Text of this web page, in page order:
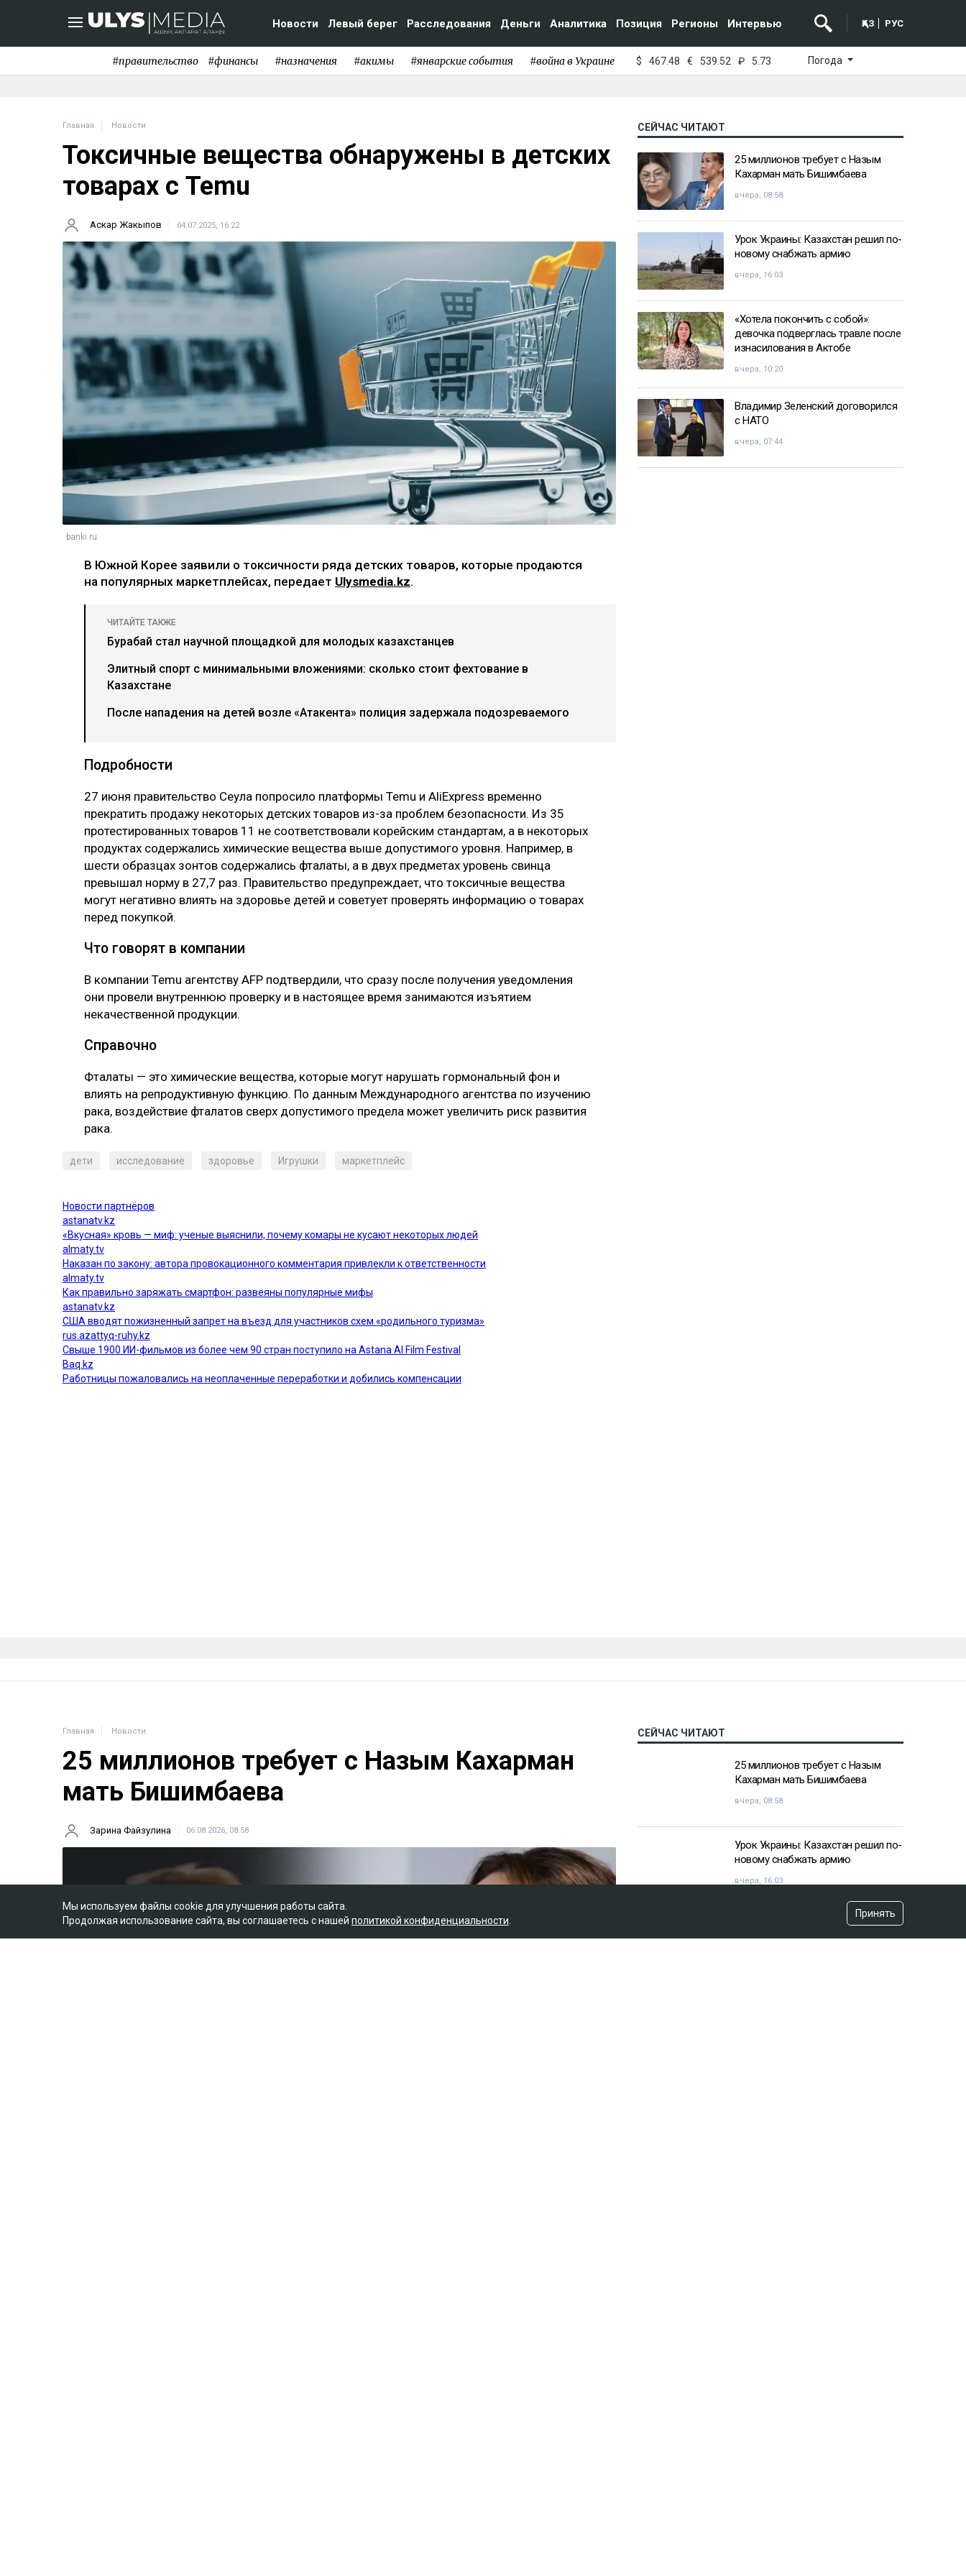
Новости Левый берег Расследования Деньги Аналитика Позиция Регионы Интервью ҚАЗ РУС
#правительство #финансы #назначения #акимы #январские события #война в Украине $ 467.48 € 539.52 ₽ 5.73 Погода
Главная Новости
Токсичные вещества обнаружены в детских
товарах с Temu
Аскар Жакыпов 04.07.2025, 16:22
banki.ru
В Южной Корее заявили о токсичности ряда детских товаров, которые продаются
на популярных маркетплейсах, передает Ulysmedia.kz.
ЧИТАЙТЕ ТАКЖЕ
Бурабай стал научной площадкой для молодых казахстанцев
Элитный спорт с минимальными вложениями: сколько стоит фехтование в
Казахстане
После нападения на детей возле «Атакента» полиция задержала подозреваемого
Подробности
27 июня правительство Сеула попросило платформы Temu и AliExpress временно
прекратить продажу некоторых детских товаров из-за проблем безопасности. Из 35
протестированных товаров 11 не соответствовали корейским стандартам, а в некоторых
продуктах содержались химические вещества выше допустимого уровня. Например, в
шести образцах зонтов содержались фталаты, а в двух предметах уровень свинца
превышал норму в 27,7 раз. Правительство предупреждает, что токсичные вещества
могут негативно влиять на здоровье детей и советует проверять информацию о товарах
перед покупкой.
Что говорят в компании
В компании Temu агентству AFP подтвердили, что сразу после получения уведомления
они провели внутреннюю проверку и в настоящее время занимаются изъятием
некачественной продукции.
Справочно
Фталаты — это химические вещества, которые могут нарушать гормональный фон и
влиять на репродуктивную функцию. По данным Международного агентства по изучению
рака, воздействие фталатов сверх допустимого предела может увеличить риск развития
рака.
дети исследование здоровье Игрушки маркетплейс
СЕЙЧАС ЧИТАЮТ
25 миллионов требует с Назым
Кахарман мать Бишимбаева
вчера, 08:58
Урок Украины: Казахстан решил по-
новому снабжать армию
вчера, 16:03
«Хотела покончить с собой»:
девочка подверглась травле после
изнасилования в Актобе
вчера, 10:20
Владимир Зеленский договорился
с НАТО
вчера, 07:44
Главная Новости
25 миллионов требует с Назым Кахарман
мать Бишимбаева
Зарина Файзулина 06.08.2026, 08:58
СЕЙЧАС ЧИТАЮТ
25 миллионов требует с Назым
Кахарман мать Бишимбаева
вчера, 08:58
Урок Украины: Казахстан решил по-
новому снабжать армию
вчера, 16:03
«Хотела покончить с собой»:
девочка подверглась травле после
Мы используем файлы cookie для улучшения работы сайта.
Продолжая использование сайта, вы соглашаетесь с нашей политикой конфиденциальности
Принять